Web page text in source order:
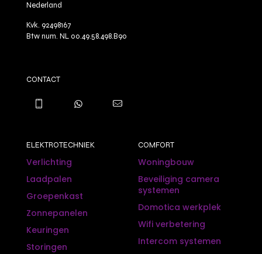
Nederland
Kvk. 92498167
Btw num. NL 00.49.58.498.B90
CONTACT
ELEKTROTECHNIEK
Verlichting
Laadpalen
Groepenkast
Zonnepanelen
Keuringen
Storingen
COMFORT
Woningbouw
Beveiliging camera
systemen
Domotica werkplek
Wifi verbetering
Intercom systemen